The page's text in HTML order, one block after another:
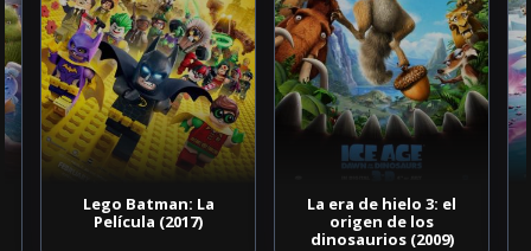
Lego Batman: La
Película (2017)
La era de hielo 3: el
origen de los
dinosaurios (2009)